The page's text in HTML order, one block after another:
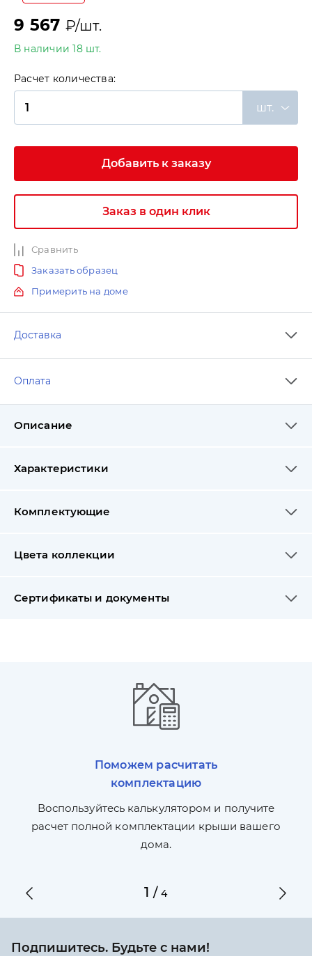
9 567 ₽/шт.
В наличии 18 шт.
Расчет количества:
шт.
Добавить к заказу
Заказ в один клик
Сравнить
Заказать образец
Примерить на доме
Доставка
Оплата
Описание
Характеристики
Комплектующие
Цвета коллекции
Сертификаты и документы
Поможем расчитать
комплектацию
Воспользуйтесь калькулятором и получите
расчет полной комплектации крыши вашего
дома.
1 /4
Подпишитесь. Будьте с нами!